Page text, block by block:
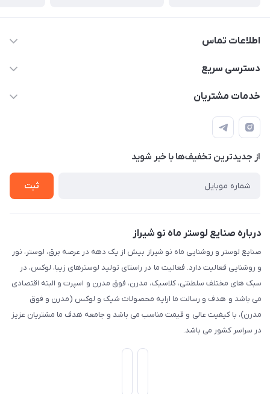
اطلاعات تماس
09171115348
طبقه همکف واحد 131
دسترسی سریع
مجله فروشگاه
درباره ما
تماس با ما
خدمات مشتریان
قوانین و مقررات
حریم خصوصی
راهنما
از جدید‌ترین تخفیف‌ها با‌ خبر شوید
ثبت
درباره صنایع لوستر ماه نو شیراز
صنایع لوستر و روشنایی ماه نو شیراز بیش از یک دهه در عرصه برق، لوستر، نور
و روشنایی فعالیت دارد. فعالیت ما در راستای تولید لوسترهای زیبا، لوکس، در
سبک های مختلف سلطنتی، کلاسیک، مدرن، فوق مدرن و اسپرت و البته اقتصادی
می باشد و هدف و رسالت ما ارایه محصولات شیک و لوکس (مدرن و فوق
مدرن)، با کیفیت عالی و قیمت مناسب می باشد و جامعه هدف ما مشتریان عزیز
در سراسر کشور می باشد.